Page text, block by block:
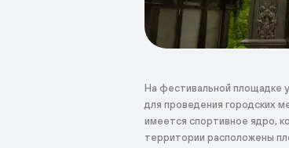
На фестивальной площадке
для проведения городских
имеется спортивное ядро,
территории расположены